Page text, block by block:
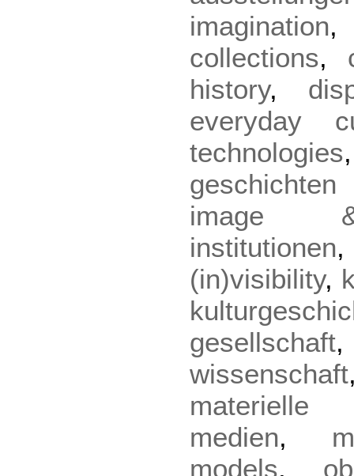
imagination
collections,
history,
everyday
technologies
image
institutionen
(in)visibility,
gesellschaft
wissenschaft
materielle
medien,
models,